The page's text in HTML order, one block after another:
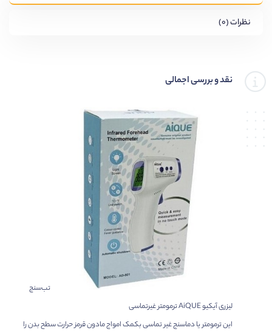
نظرات (۰)
نقد و بررسی اجمالی
تب‌سنج
لیزری آیکیو AiQUE ترمومتر غیرتماسی
این ترمومتر یا دماسنج غیر تماسی بکمک امواج مادون قرمز حرارت سطح بدن را